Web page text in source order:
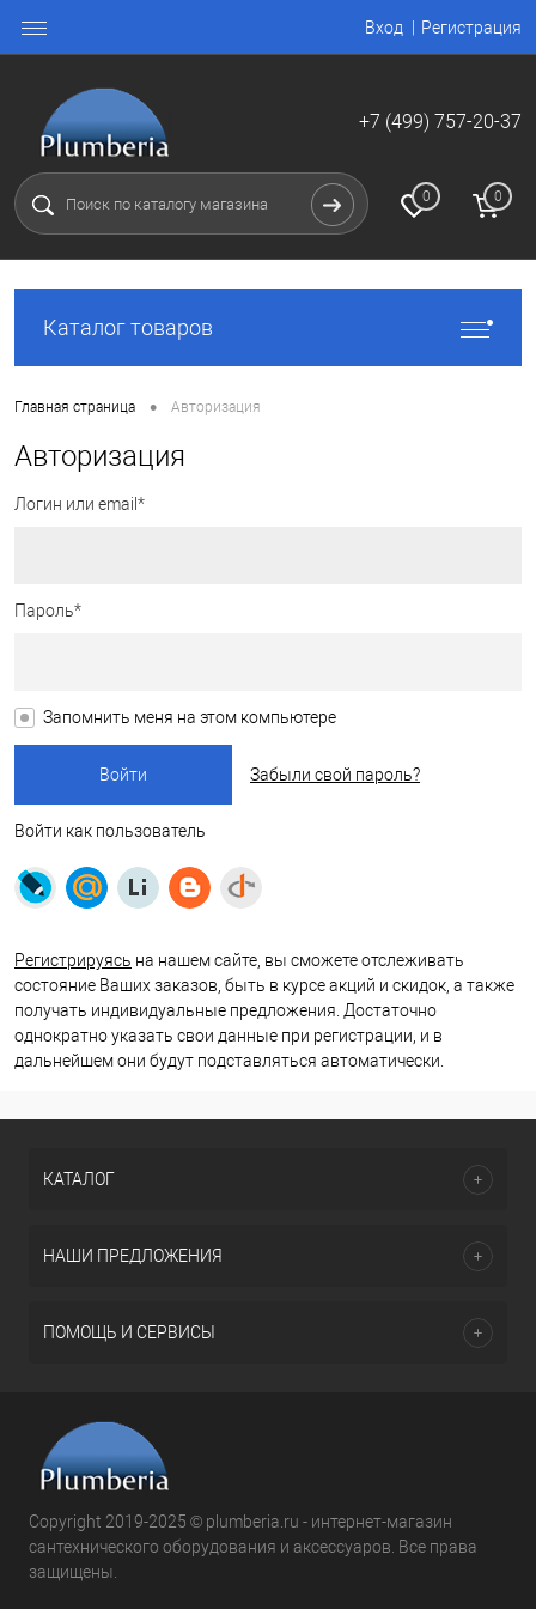
Вход Регистрация
+7 (499) 757-20-37
0 0
Каталог товаров
Главная страница • Авторизация
Авторизация
Логин или email*
Пароль*
Запомнить меня на этом компьютере
Забыли свой пароль?
Войти как пользователь
Регистрируясь на нашем сайте, вы сможете отслеживать
состояние Ваших заказов, быть в курсе акций и скидок, а также
получать индивидуальные предложения. Достаточно
однократно указать свои данные при регистрации, и в
дальнейшем они будут подставляться автоматически.
КАТАЛОГ
НАШИ ПРЕДЛОЖЕНИЯ
ПОМОЩЬ И СЕРВИСЫ
Copyright 2019-2025 © plumberia.ru - интернет-магазин
сантехнического оборудования и аксессуаров. Все права
защищены.